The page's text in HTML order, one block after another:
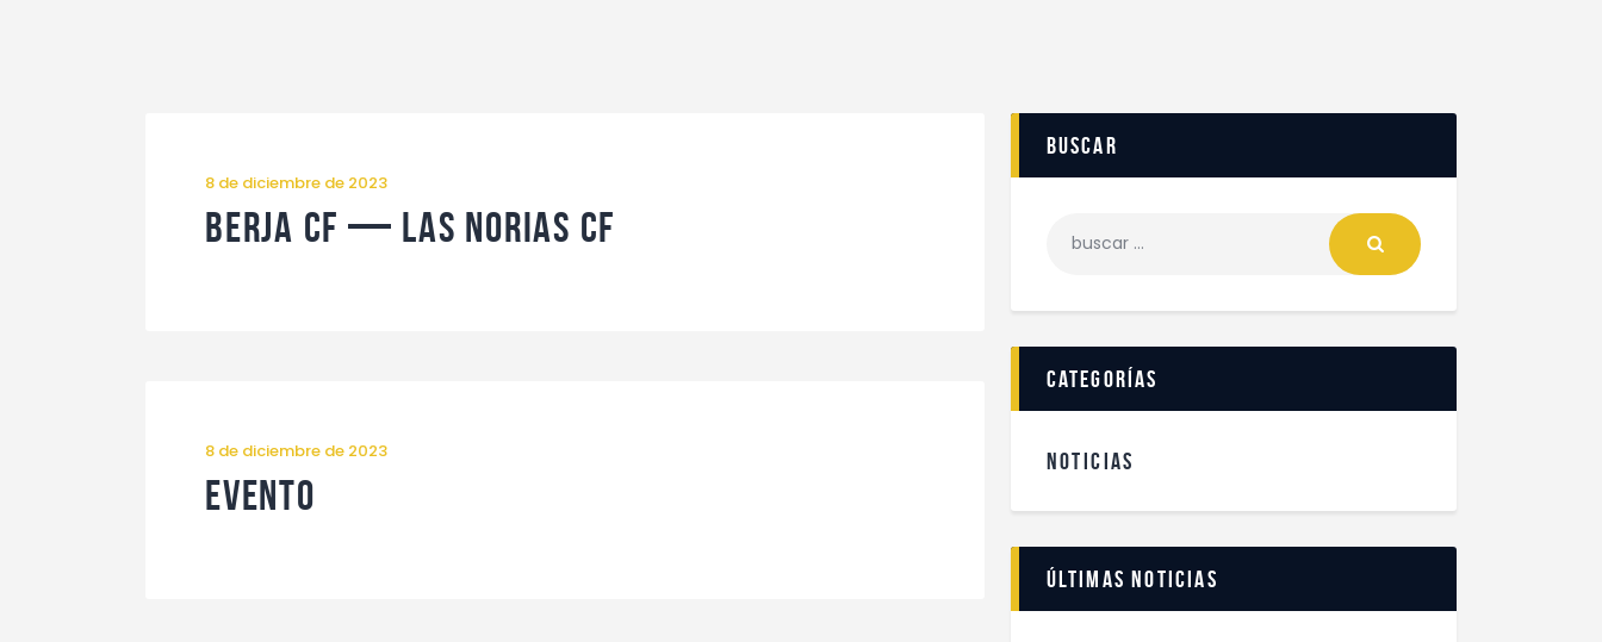
8 de diciembre de 2023
Berja CF — Las Norias CF
8 de diciembre de 2023
Evento
buscar
categorías
NOTICIAS
Últimas noticias